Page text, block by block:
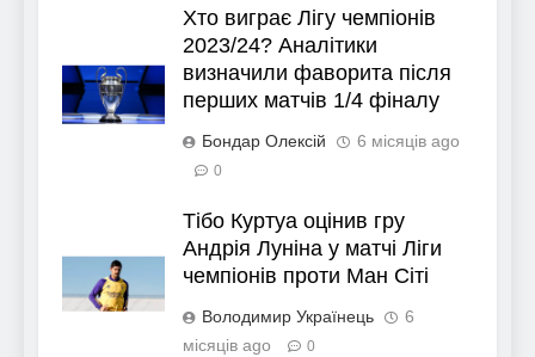
Хто виграє Лігу чемпіонів
2023/24? Аналітики
визначили фаворита після
перших матчів 1/4 фіналу
Бондар Олексій 6 місяців ago
0
Тібо Куртуа оцінив гру
Андрія Луніна у матчі Ліги
чемпіонів проти Ман Сіті
Володимир Українець
6
місяців ago
0